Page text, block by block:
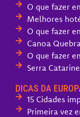
O que fazer
Melhores
O que fazer
Canoa
O que fazer
Serra
DICAS DA
15 Cidades
Primeira vez